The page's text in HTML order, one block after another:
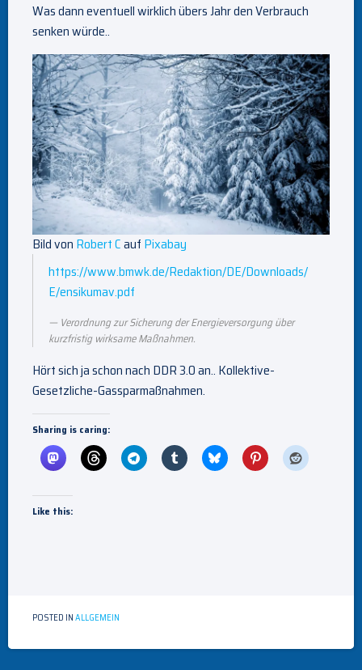
Was dann eventuell wirklich übers Jahr den Verbrauch
senken würde..
Bild von Robert Cauf Pixabay
https://www.bmwk.de/Redaktion/DE/Downloads/
E/ensikumav.pdf
Verordnung zur Sicherung der Energieversorgung über
kurzfristig wirksame Maßnahmen.
Hört sich ja schon nach DDR 3.0 an.. Kollektive-
Gesetzliche-Gassparmaßnahmen.
Sharing is caring:
Like this:
POSTED INALLGEMEIN